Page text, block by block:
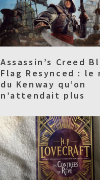
Assassin’s Creed
Flag Resynced : le
du Kenway qu’on
n’attendait plus